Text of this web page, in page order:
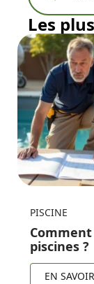
Les
PISCINE
piscines ?
EN